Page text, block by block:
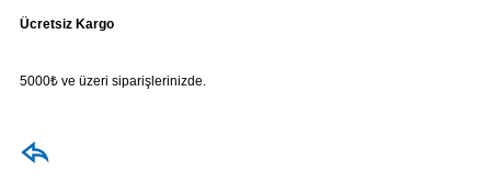
Ücretsiz Kargo
5000₺ ve üzeri siparişlerinizde.